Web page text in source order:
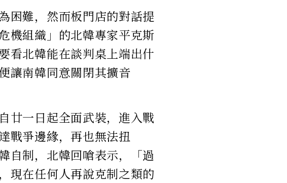
困難，然而板門店的對話提
機組織」的北韓專家平克斯
看北韓能在談判桌上端出什
讓南韓同意關閉其擴音
廿一日起全面武裝，進入戰
戰爭邊緣，再也無法扭
自制，北韓回嗆表示，「過
現在任何人再說克制之類的